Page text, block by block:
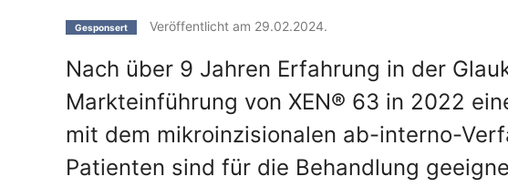
Gesponsert Veröffentlicht am 29.02.2024.
Nach über 9 Jahren Erfahrung in der
Markteinführung von XEN® 63 in 2022
mit dem mikroinzisionalen ab-interno-
Patienten sind für die Behandlung